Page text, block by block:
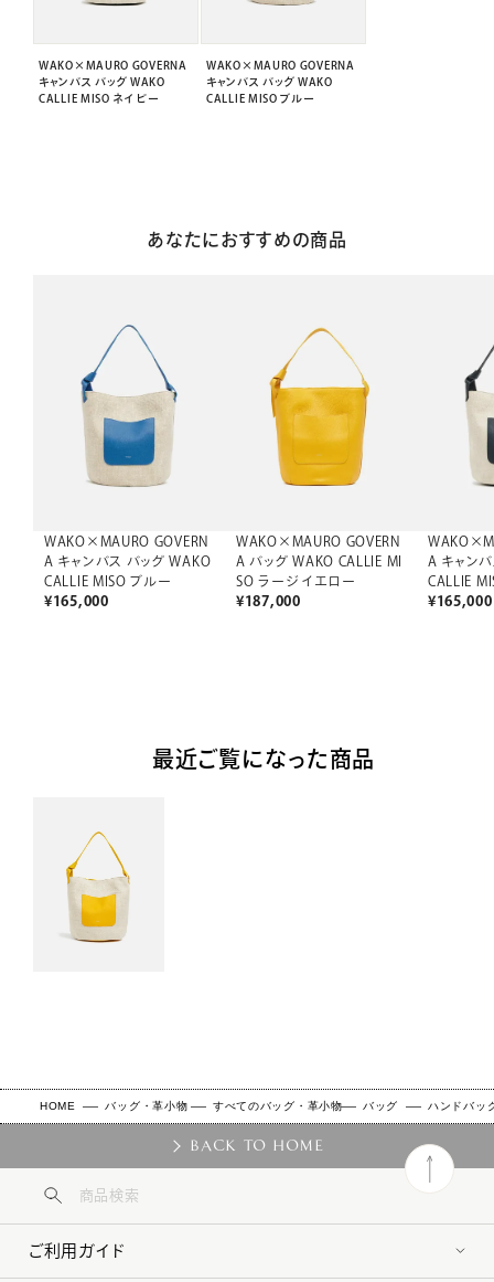
WAKO×MAURO GOVERNA
キャンバス バッグ WAKO
CALLIE MISO ネイビー
WAKO×MAURO GOVERNA
キャンバス バッグ WAKO
CALLIE MISO ブルー
あなたにおすすめの商品
WAKO×MAURO GOVERN
A キャンバス バッグ WAKO
CALLIE MISO ブルー
¥165,000
WAKO×MAURO GOVERN
A バッグ WAKO CALLIE MI
SO ラージ イエロー
¥187,000
A キャン
CALLIE
¥165,000
最近ご覧になった商品
HOME バッグ・革小物 すべてのバッグ・革小物 バッグ ハンドバッ
BACK TO HOME
ご利用ガイド